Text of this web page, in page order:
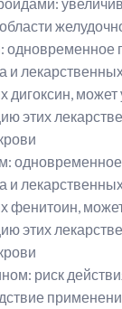
одновременное
и
дигоксин, может
этих
и
фенитоин,
этих
риск